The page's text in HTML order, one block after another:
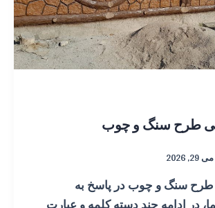
طرح سنگ و چوب
می 29, 2026
طرح سنگ و چوب در پاسخ به